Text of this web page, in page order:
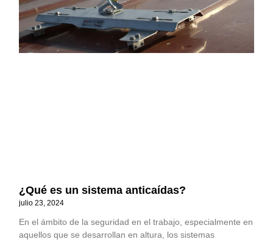
¿Qué es un sistema anticaídas?
julio 23, 2024
En el ámbito de la seguridad en el trabajo, especialmente en
aquellos que se desarrollan en altura, los sistemas